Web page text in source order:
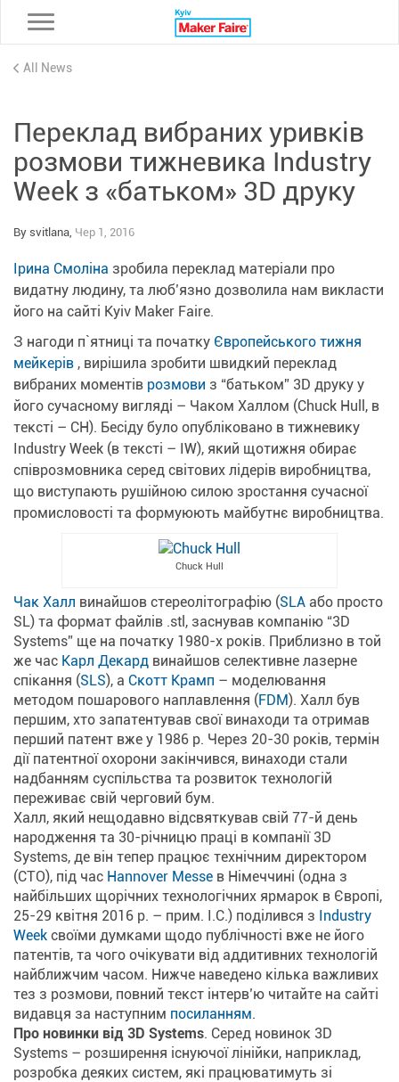
All News
Переклад вибраних уривків
розмови тижневика Industry
Week з «батьком» 3D друку
By svitlana, Чер 1, 2016
Ірина Смоліна зробила переклад матеріали про
видатну людину, та люб’язно дозволила нам викласти
його на сайті Kyiv Maker Faire.
З нагоди п`ятниці та початку Європейського тижня
мейкерів , вирішила зробити швидкий переклад
вибраних моментів розмови з “батьком” 3D друку у
його сучасному вигляді – Чаком Халлом (Chuck Hull, в
тексті – CH). Бесіду було опубліковано в тижневику
Industry Week (в тексті – IW), який щотижня обирає
співрозмовника серед світових лідерів виробництва,
що виступають рушійною силою зростання сучасної
промисловості та формуюють майбутнє виробництва.
Chuck Hull
Чак Халл винайшов стереолітографію (SLA або просто
SL) та формат файлів .stl, заснував компанію “3D
Systems” ще на початку 1980-х років. Приблизно в той
же час Карл Декард винайшов селективне лазерне
спікання (SLS), а Скотт Крамп – моделювання
методом пошарового наплавлення (FDM). Халл був
першим, хто запатентував свої винаходи та отримав
перший патент вже у 1986 р. Через 20-30 років, термін
дії патентної охорони закінчився, винаходи стали
надбанням суспільства та розвиток технологій
переживає свій черговий бум.
Халл, який нещодавно відсвяткував свій 77-й день
народження та 30-річницю праці в компанії 3D
Systems, де він тепер працює технічним директором
(СТО), під час Hannover Messe в Німеччині (одна з
найбільших щорічних технологічних ярмарок в Європі,
25-29 квітня 2016 р. – прим. І.С.) поділився з Industry
Week своїми думками щодо публічності вже не його
патентів, та чого очікувати від аддитивних технологій
найближчим часом. Нижче наведено кілька важливих
тез з розмови, повний текст інтерв’ю читайте на сайті
видавця за наступним посиланням.
Про новинки від 3D Systems. Серед новинок 3D
Systems – розширення існуючої лінійки, наприклад,
розробка деяких систем, які працюватимуть зі